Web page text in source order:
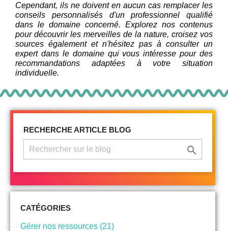
Cependant, ils ne doivent en aucun cas remplacer les
conseils personnalisés d'un professionnel qualifié
dans le domaine concerné. Explorez nos contenus
pour découvrir les merveilles de la nature, croisez vos
sources également et n'hésitez pas à consulter un
expert dans le domaine qui vous intéresse pour des
recommandations adaptées à votre situation
individuelle.
RECHERCHE ARTICLE BLOG

CATÉGORIES
Gérer nos ressources (21)